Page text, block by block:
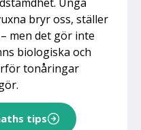
bryr oss, ställer
men det gör inte
biologiska och
tonåringar
tips